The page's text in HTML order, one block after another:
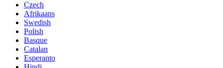
Czech
Afrikaans
Swedish
Polish
Basque
Catalan
Esperanto